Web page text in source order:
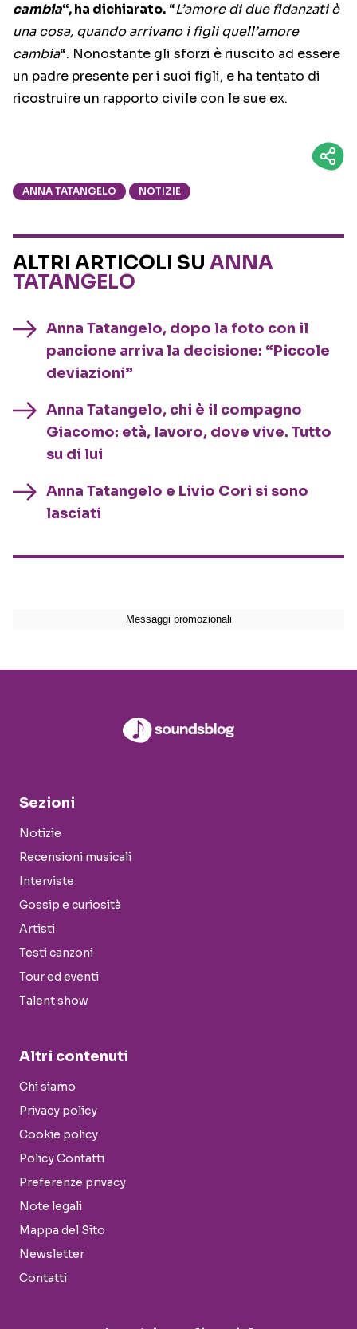
cambia“, ha dichiarato. “L’amore di due fidanzati è
una cosa, quando arrivano i figli quell’amore
cambia“. Nonostante gli sforzi è riuscito ad essere
un padre presente per i suoi figli, e ha tentato di
ricostruire un rapporto civile con le sue ex.
ANNA TATANGELO NOTIZIE
ALTRI ARTICOLI SU ANNA
TATANGELO
Anna Tatangelo, dopo la foto con il
pancione arriva la decisione: “Piccole
deviazioni”
Anna Tatangelo, chi è il compagno
Giacomo: età, lavoro, dove vive. Tutto
su di lui
Anna Tatangelo e Livio Cori si sono
lasciati
Sezioni
Notizie
Recensioni musicali
Interviste
Gossip e curiosità
Artisti
Testi canzoni
Tour ed eventi
Talent show
Altri contenuti
Chi siamo
Privacy policy
Cookie policy
Policy Contatti
Preferenze privacy
Note legali
Mappa del Sito
Newsletter
Contatti